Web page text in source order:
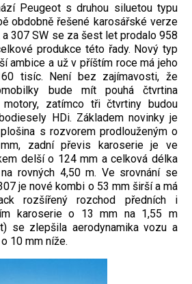
Peugeot s druhou siluetou typu
obdobně řešené karosářské verze
307 SW se za šest let prodalo 958
produkce této řady. Nový typ
ambice a už v příštím roce má jeho
tisíc. Není bez zajímavosti, že
bude mít pouhá čtvrtina
motory, zatímco tři čtvrtiny budou
HDi. Základem novinky je
s rozvorem prodlouženým o
zadní převis karoserie je ve
delší o 124 mm a celková délka
rovných 4,50 m. Ve srovnání se
je nové kombi o 53 mm širší a má
rozšířený rozchod předních i
karoserie o 13 mm na 1,55 m
se zlepšila aerodynamika vozu a
10 mm níže.